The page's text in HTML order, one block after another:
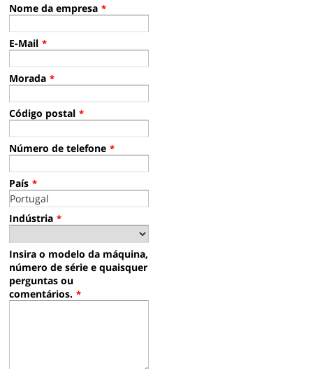
Nome da empresa *
E-Mail *
Morada *
Código postal *
Número de telefone *
País *
Indústria *
Insira o modelo da máquina,
número de série e quaisquer
perguntas ou
comentários. *